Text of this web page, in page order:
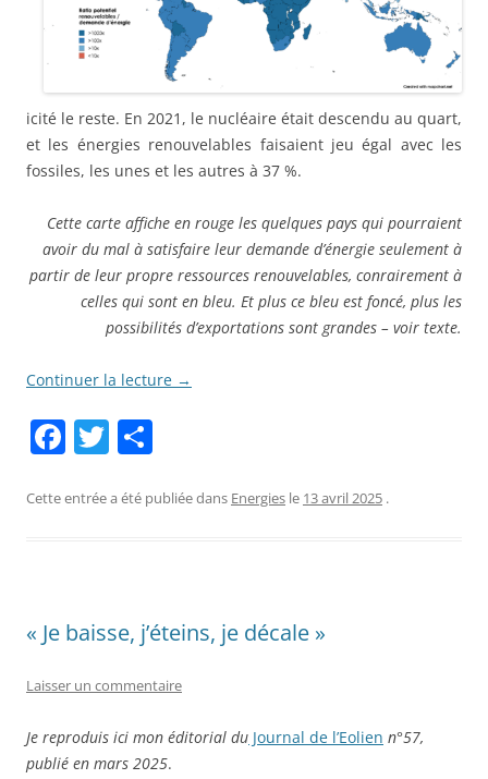
icité le reste. En 2021, le nucléaire était descendu au quart,
et les énergies renouvelables faisaient jeu égal avec les
fossiles, les unes et les autres à 37 %.
Cette carte affiche en rouge les quelques pays qui pourraient
avoir du mal à satisfaire leur demande d’énergie seulement à
partir de leur propre ressources renouvelables, conrairement à
celles qui sont en bleu. Et plus ce bleu est foncé, plus les
possibilités d’exportations sont grandes – voir texte.
Continuer la lecture →
F
c
o
k
T
itt ta
Cette entrée a été publiée dans Energies le 13 avril 2025 .
« Je baisse, j’éteins, je décale »
Laisser un commentaire
Je reproduis ici mon éditorial du Journal de l’Eolien n°57,
publié en mars 2025.